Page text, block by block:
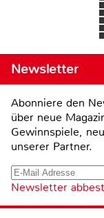
Newsletter
Abonniere den
über neue
Gewinnspiele,
unserer Partner.
Newsletter